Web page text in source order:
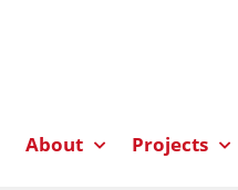
About Projects